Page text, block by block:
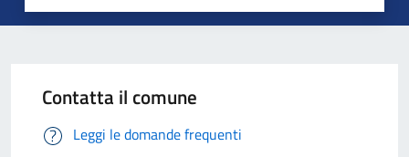
Contatta il comune
Leggi le domande frequenti